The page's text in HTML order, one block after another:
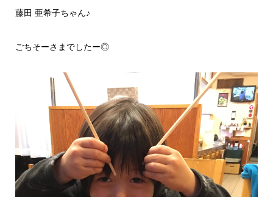
藤田 亜希子ちゃん♪
ごちそーさまでしたー◎